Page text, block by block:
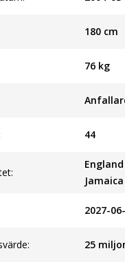
180cm
76kg
44
England
Jamaica
2027-
25